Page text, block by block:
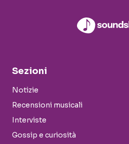
Sezioni
Notizie
Recensioni musicali
Interviste
Gossip e curiosità